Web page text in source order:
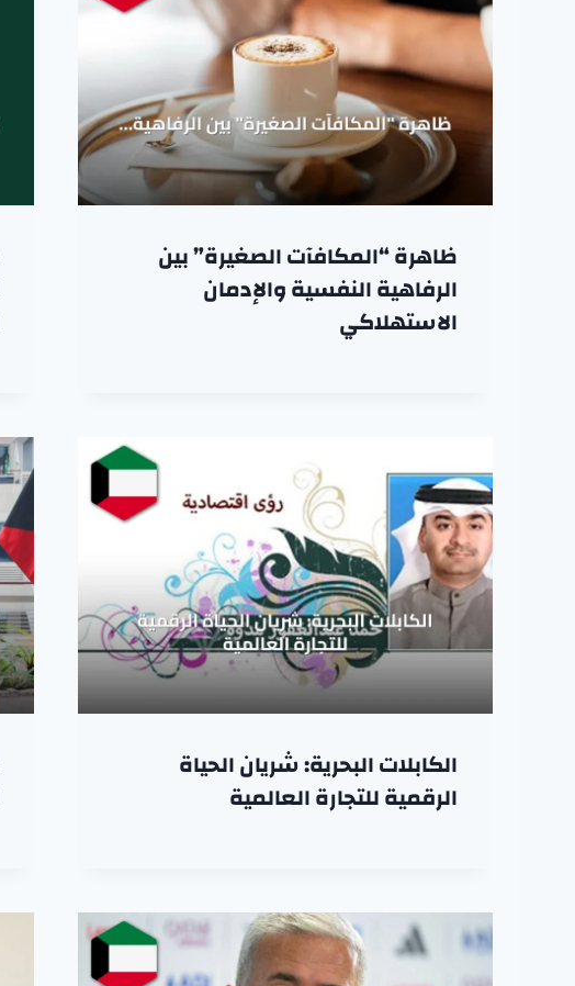
ظاهرة “المكافآت الصغيرة” بين
الرفاهية النفسية والإدمان
الاستهلاكي
الكابلات البحرية: شريان الحياة
الرقمية للتجارة العالمية